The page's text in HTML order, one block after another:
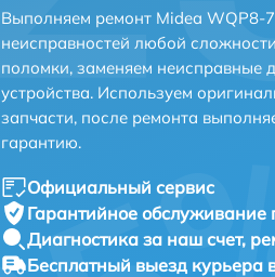
Выполняем ремонт Midea WQP8-
неисправностей любой
поломки, заменяем неисправные
устройства. Используем
запчасти, после ремонта
гарантию.
Официальный сервис
Гарантийное обслуживание
Диагностика за наш счет,
Бесплатный выезд курьера